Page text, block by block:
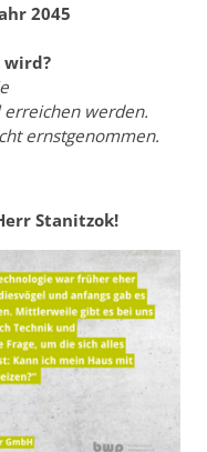
2045
wird?
erreichen werden.
ernstgenommen.
Stanitzok!